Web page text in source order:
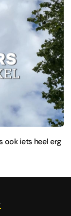
ook iets heel erg